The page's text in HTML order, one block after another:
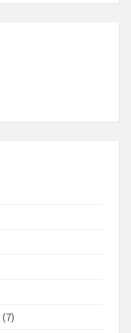
(7)